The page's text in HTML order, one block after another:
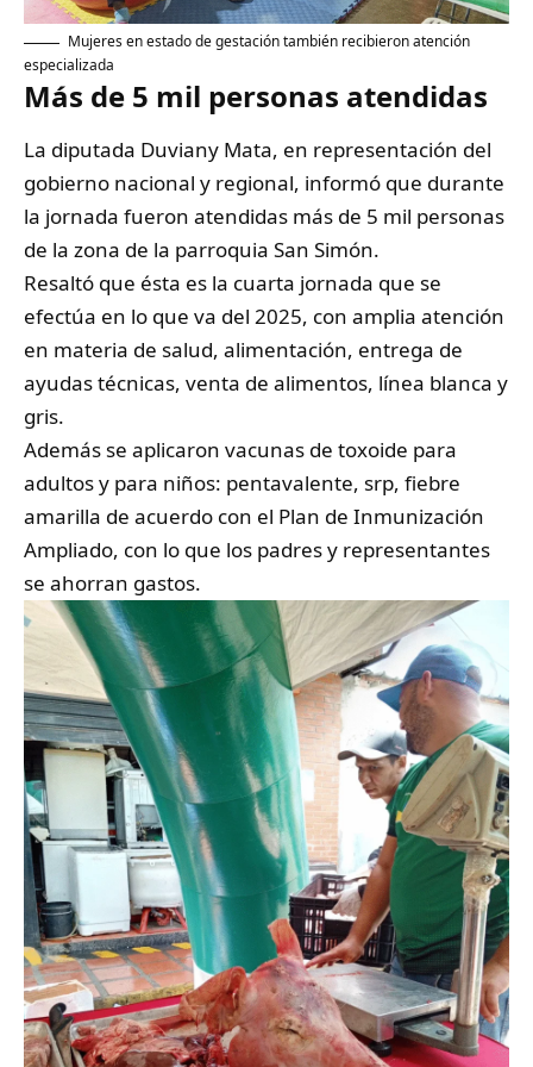
Mujeres en estado de gestación también recibieron atención
especializada
Más de 5 mil personas atendidas
La diputada Duviany Mata, en representación del
gobierno nacional y regional, informó que durante
la jornada fueron atendidas más de 5 mil personas
de la zona de la parroquia San Simón.
Resaltó que ésta es la cuarta jornada que se
efectúa en lo que va del 2025, con amplia atención
en materia de salud, alimentación, entrega de
ayudas técnicas, venta de alimentos, línea blanca y
gris.
Además se aplicaron vacunas de toxoide para
adultos y para niños: pentavalente, srp, fiebre
amarilla de acuerdo con el Plan de Inmunización
Ampliado, con lo que los padres y representantes
se ahorran gastos.